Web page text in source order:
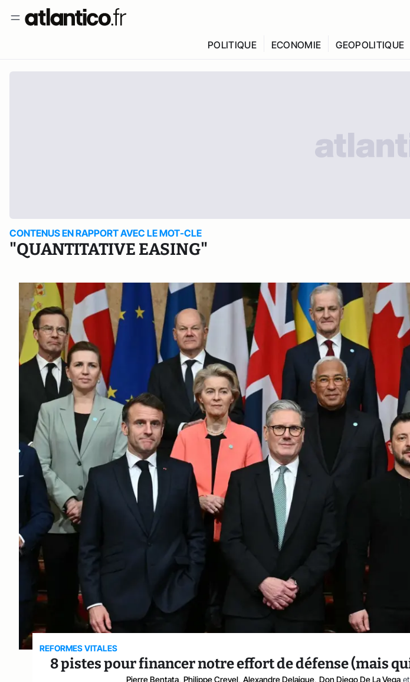
POLITIQUE ECONOMIE GEOPOLITIQUE
CONTENUS EN RAPPORT AVEC LE MOT-CLE
"QUANTITATIVE EASING"
REFORMES VITALES
8 pistes pour financer notre effort de défense (mais
Pierre Bentata, Philippe Crevel, Alexandre Delaigue, Don Diego De La Vega et